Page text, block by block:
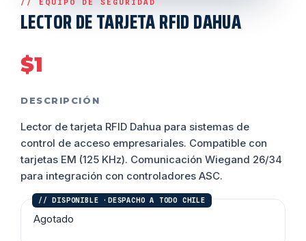
LECTOR DE TARJETA RFID DAHUA
$1
DESCRIPCIÓN
Lector de tarjeta RFID Dahua para sistemas de
control de acceso empresariales. Compatible con
tarjetas EM (125 KHz). Comunicación Wiegand 26/34
para integración con controladores ASC.
Agotado